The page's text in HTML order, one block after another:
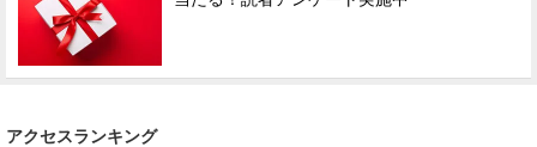
アクセスランキング